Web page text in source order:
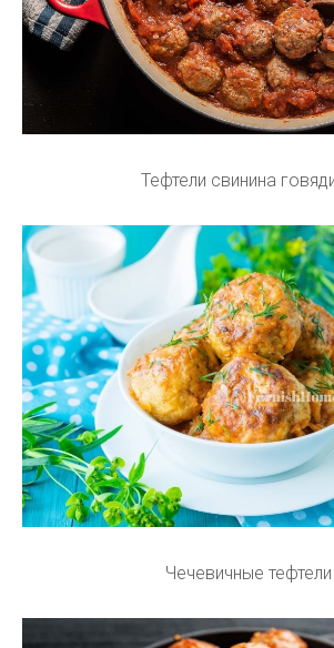
Тефтели свинина
Чечевичные тефтели